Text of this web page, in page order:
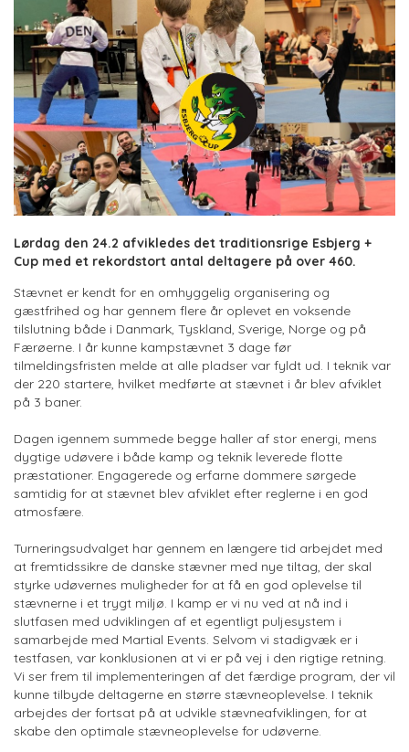
Lørdag den 24.2 afvikledes det traditionsrige Esbjerg +
Cup med et rekordstort antal deltagere på over 460.
Stævnet er kendt for en omhyggelig organisering og
gæstfrihed og har gennem flere år oplevet en voksende
tilslutning både i Danmark, Tyskland, Sverige, Norge og på
Færøerne. I år kunne kampstævnet 3 dage før
tilmeldingsfristen melde at alle pladser var fyldt ud. I teknik var
der 220 startere, hvilket medførte at stævnet i år blev afviklet
på 3 baner.
Dagen igennem summede begge haller af stor energi, mens
dygtige udøvere i både kamp og teknik leverede flotte
præstationer. Engagerede og erfarne dommere sørgede
samtidig for at stævnet blev afviklet efter reglerne i en god
atmosfære.
Turneringsudvalget har gennem en længere tid arbejdet med
at fremtidssikre de danske stævner med nye tiltag, der skal
styrke udøvernes muligheder for at få en god oplevelse til
stævnerne i et trygt miljø. I kamp er vi nu ved at nå ind i
slutfasen med udviklingen af et egentligt puljesystem i
samarbejde med Martial Events. Selvom vi stadigvæk er i
testfasen, var konklusionen at vi er på vej i den rigtige retning.
Vi ser frem til implementeringen af det færdige program, der vil
kunne tilbyde deltagerne en større stævneoplevelse. I teknik
arbejdes der fortsat på at udvikle stævneafviklingen, for at
skabe den optimale stævneoplevelse for udøverne.